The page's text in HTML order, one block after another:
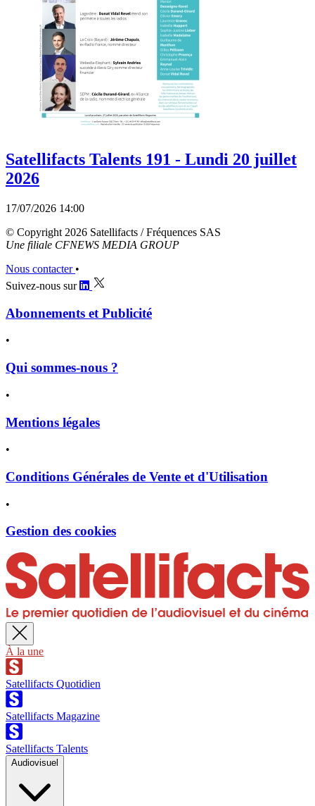
Satellifacts Talents 191 - Lundi 20 juillet
2026
17/07/2026 14:00
© Copyright 2026 Satellifacts / Fréquences SAS
Une filiale CFNEWS MEDIA GROUP
Nous contacter •
Suivez-nous sur
Abonnements et Publicité
•
Qui sommes-nous ?
•
Mentions légales
•
Conditions Générales de Vente et d'Utilisation
•
Gestion des cookies
À la une
Satellifacts Quotidien
Satellifacts Magazine
Satellifacts Talents
Audiovisuel